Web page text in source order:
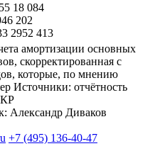
18 084
6 202
3 2952 413
амортизации основных
скорректированная с
которые, по мнению
Источники: отчётность
Александр Диваков
+7 (495) 136-40-47